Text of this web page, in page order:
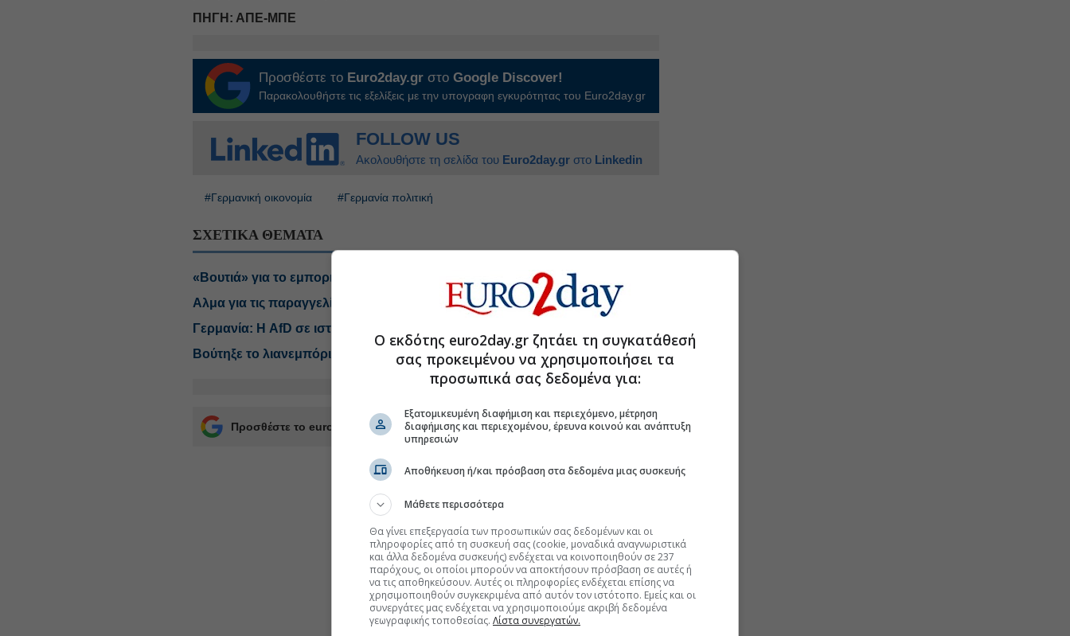
ΠΗΓΗ: ΑΠΕ-ΜΠΕ
Προσθέστε το Euro2day.gr στοGoogle Discover!
Παρακολουθήστε τις εξελίξεις με την υπογραφη εγκυρότητας του Euro2day.gr
FOLLOW US
Ακολουθήστε τη σελίδα του Euro2day.gr στο Linkedin
#Γερμανική οικονομία #Γερμανία πολιτική
ΣΧΕΤΙΚΑ ΘΕΜΑΤΑ
«Βουτιά» για το εμπορικό πλεόνασμα Γερμανίας
Αλμα για τις παραγγελίες στα γερμανικά εργοστάσια
Γερμανία: Η AfD σε ιστορικό υψηλό 28% σε δημοσκόπηση
Βούτηξε το λιανεμπόριο στη Γερμανία
Προσθέστε το euro2day.gr στο Discover
Ο εκδότης euro2day.gr ζητάει τη συγκατάθεσή
σας προκειμένου να χρησιμοποιήσει τα
προσωπικά σας δεδομένα για:
Εξατομικευμένη διαφήμιση και περιεχόμενο, μέτρηση
διαφήμισης και περιεχομένου, έρευνα κοινού και ανάπτυξη
υπηρεσιών
Αποθήκευση ή/και πρόσβαση στα δεδομένα μιας συσκευής
Μάθετε περισσότερα
Θα γίνει επεξεργασία των προσωπικών σας δεδομένων και οι
πληροφορίες από τη συσκευή σας (cookie, μοναδικά αναγνωριστικά
και άλλα δεδομένα συσκευής) ενδέχεται να κοινοποιηθούν σε 237
παρόχους, οι οποίοι μπορούν να αποκτήσουν πρόσβαση σε αυτές ή
να τις αποθηκεύσουν. Αυτές οι πληροφορίες ενδέχεται επίσης να
χρησιμοποιηθούν συγκεκριμένα από αυτόν τον ιστότοπο. Εμείς και οι
συνεργάτες μας ενδέχεται να χρησιμοποιούμε ακριβή δεδομένα
γεωγραφικής τοποθεσίας. Λίστα συνεργατών.